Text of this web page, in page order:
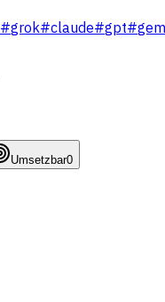
#grok#claude#gpt#
Umsetzbar0